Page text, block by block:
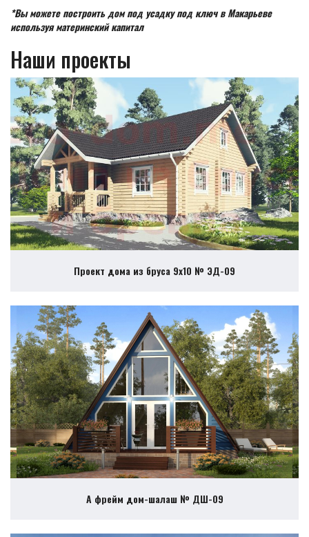
*Вы можете построить дом под усадку под ключ в Макарьеве
используя материнский капитал
Наши проекты
Проект дома из бруса 9х10 № ЭД-09
А фрейм дом-шалаш № ДШ-09